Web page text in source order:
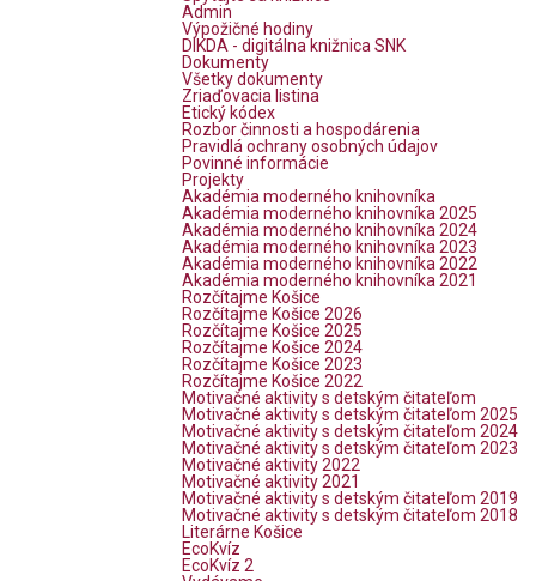
Admin
Výpožičné hodiny
DIKDA - digitálna knižnica SNK
Dokumenty
Všetky dokumenty
Zriaďovacia listina
Etický kódex
Rozbor činnosti a hospodárenia
Pravidlá ochrany osobných údajov
Povinné informácie
Projekty
Akadémia moderného knihovníka
Akadémia moderného knihovníka 2025
Akadémia moderného knihovníka 2024
Akadémia moderného knihovníka 2023
Akadémia moderného knihovníka 2022
Akadémia moderného knihovníka 2021
Rozčítajme Košice
Rozčítajme Košice 2026
Rozčítajme Košice 2025
Rozčítajme Košice 2024
Rozčítajme Košice 2023
Rozčítajme Košice 2022
Motivačné aktivity s detským čitateľom
Motivačné aktivity s detským čitateľom 2025
Motivačné aktivity s detským čitateľom 2024
Motivačné aktivity s detským čitateľom 2023
Motivačné aktivity 2022
Motivačné aktivity 2021
Motivačné aktivity s detským čitateľom 2019
Motivačné aktivity s detským čitateľom 2018
Literárne Košice
EcoKvíz
EcoKvíz 2